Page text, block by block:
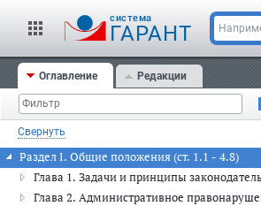
cистема
ГАРАНТ
Оглавление Редакции
Свернуть
Раздел I. Общие положения (ст. 1.1 - 4.8)
Глава 1. Задачи и принципы
Глава 2. Административное